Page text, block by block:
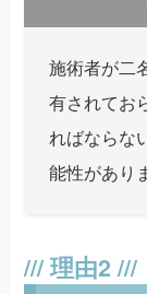
施術者が二
有されてお
ればならな
能性があり